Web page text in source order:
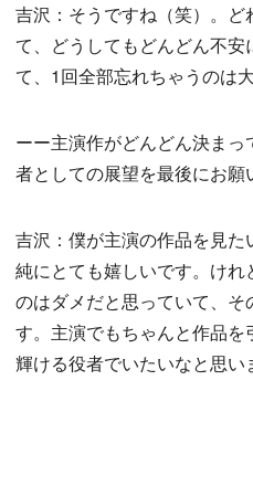
吉沢：そうですね（笑）。
て、どうしてもどんどん不
て、1回全部忘れちゃうのは
ーー主演作がどんどん決ま
者としての展望を最後にお願
吉沢：僕が主演の作品を見
純にとても嬉しいです。け
のはダメだと思っていて、
す。主演でもちゃんと作品
輝ける役者でいたいなと思い